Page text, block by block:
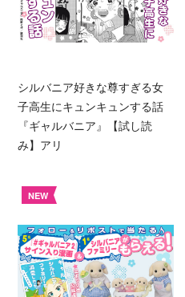
シルバニア好きな尊すぎる女
子高生にキュンキュンする話
『ギャルバニア』【試し読
み】アリ
NEW